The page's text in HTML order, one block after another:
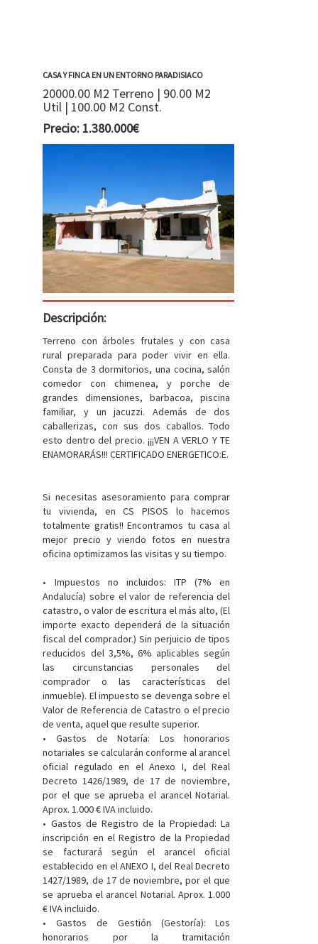
CASA Y FINCA EN UN ENTORNO PARADISIACO
20000.00 M2 Terreno | 90.00 M2
Util | 100.00 M2 Const.
Precio: 1.380.000€
Descripción:
Terreno con árboles frutales y con casa
rural preparada para poder vivir en ella.
Consta de 3 dormitorios, una cocina, salón
comedor con chimenea, y porche de
grandes dimensiones, barbacoa, piscina
familiar, y un jacuzzi. Además de dos
caballerizas, con sus dos caballos. Todo
esto dentro del precio. ¡¡¡VEN A VERLO Y TE
ENAMORARÁS!!! CERTIFICADO ENERGETICO:E.
Si necesitas asesoramiento para comprar
tu vivienda, en CS PISOS lo hacemos
totalmente gratis!! Encontramos tu casa al
mejor precio y viendo fotos en nuestra
oficina optimizamos las visitas y su tiempo.
• Impuestos no incluidos: ITP (7% en
Andalucía) sobre el valor de referencia del
catastro, o valor de escritura el más alto, (El
importe exacto dependerá de la situación
fiscal del comprador.) Sin perjuicio de tipos
reducidos del 3,5%, 6% aplicables según
las circunstancias personales del
comprador o las características del
inmueble). El impuesto se devenga sobre el
Valor de Referencia de Catastro o el precio
de venta, aquel que resulte superior.
• Gastos de Notaría: Los honorarios
notariales se calcularán conforme al arancel
oficial regulado en el Anexo I, del Real
Decreto 1426/1989, de 17 de noviembre,
por el que se aprueba el arancel Notarial.
Aprox. 1.000 € IVA incluido.
• Gastos de Registro de la Propiedad: La
inscripción en el Registro de la Propiedad
se facturará según el arancel oficial
establecido en el ANEXO I, del Real Decreto
1427/1989, de 17 de noviembre, por el que
se aprueba el arancel Notarial. Aprox. 1.000
€ IVA incluido.
• Gastos de Gestión (Gestoría): Los
honorarios por la tramitación